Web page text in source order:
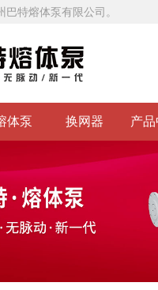
特熔体泵有限公司。
体泵 换网器 产